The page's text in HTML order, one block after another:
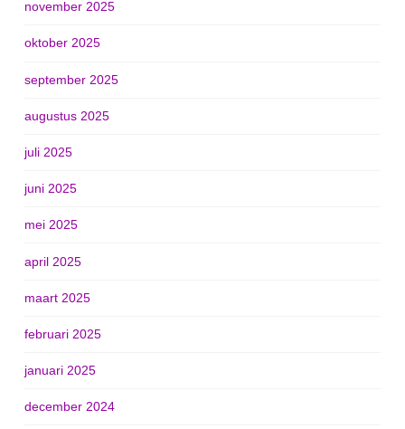
november 2025
oktober 2025
september 2025
augustus 2025
juli 2025
juni 2025
mei 2025
april 2025
maart 2025
februari 2025
januari 2025
december 2024